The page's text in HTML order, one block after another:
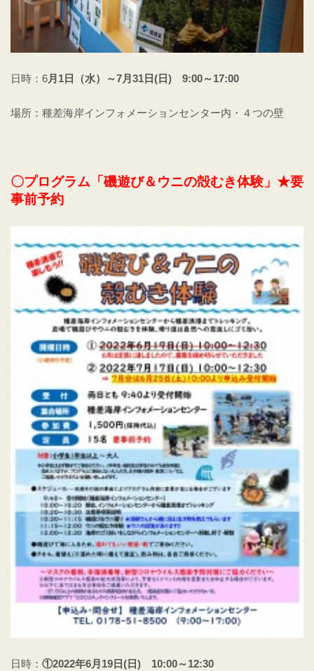
日時：6月1日（水）～7月31日(日) 9:00～17:00
場所：種差海岸インフォメーションセンター内・４つの壁
〇プログラム「磯遊び＆ウニの殻むき体験」★要
事前予約
日時： ①2022年6月19日(日) 10:00～12:30